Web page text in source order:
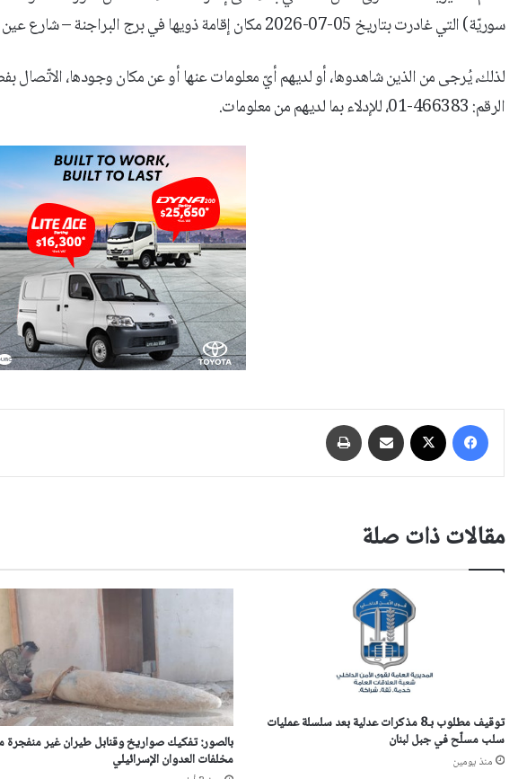
سوريّة) التي غادرت بتاريخ 05-07-2026 مكان إقامة ذويها في برج البراجنة – شارع عين السكّة، إلى جهةٍ مجهولة، ولم تَعُد لغاية تاريخه.
لذلك، يُرجى من الذين شاهدوها، أو لديهم أيّ معلومات عنها أو عن مكان وجودها، الاتّصال
الرقم: 466383-01، للإدلاء بما لديهم من معلومات.
فيسبوك مشاركة عبر البريد
مقالات ذات صلة
توقيف مطلوب بـ8 مذكرات عدلية بعد سلسلة عمليات
سلب مسلّح في جبل لبنان
منذ يومين
بالصور: تفكيك صواريخ وقنابل طيران غير منفجرة
مخلفات العدوان الإسرائيلي